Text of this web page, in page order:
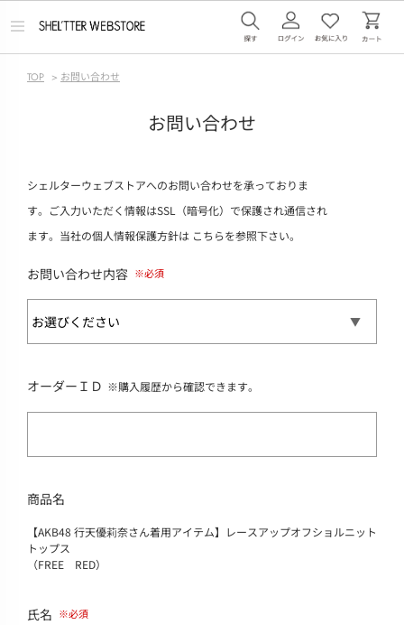
メ
TOP > お問い合わせ
お問い合わせ
シェルターウェブストアへのお問い合わせを承っておりま
す。ご入力いただく情報はSSL（暗号化）で保護され通信され
ます。当社の個人情報保護方針は こちらを参照下さい。
お問い合わせ内容
オーダーＩＤ ※購入履歴から確認できます。
商品名
【AKB48 行天優莉奈さん着用アイテム】レースアップオフショルニット
トップス
（FREE RED）
氏名